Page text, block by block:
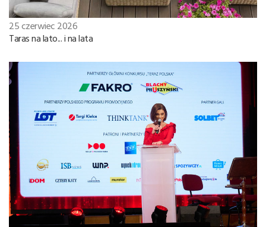
25 czerwiec 2026
Taras na lato... i na lata